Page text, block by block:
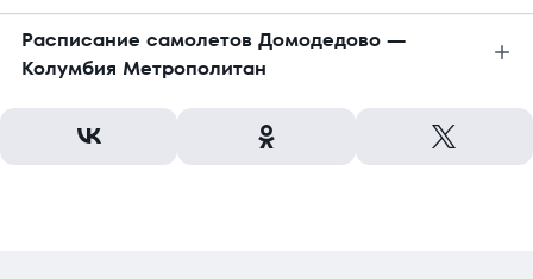
Расписание самолетов Домодедово —
Колумбия Метрополитан